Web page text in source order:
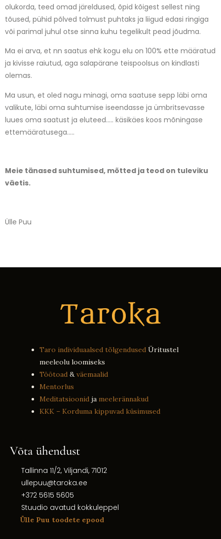
olukorda, teed omad järeldused, õpid kõigest sellest ning
tõused, pühid põlved tolmust puhtaks ja liigud edasi ringiga
või parimal juhul otse sinna kuhu tegelikult pead jõudma.
Ma ei arva, et nn saatus ehk kogu elu on 100% ette määratud
ja kivisse raiutud, aga salapärane teispoolsus on kindlasti
olemas.
Ma usun, et oled nagu minagi, oma saatuse sepp läbi oma
valikute, läbi oma suhtumise iseendasse ja ümbritsevasse
luues oma saatust ja eluteed….. käsikäes koos mõningase
ettemääratusega…..
Meie tänased suhtumised, mõtted ja teod on tuleviku
väetis.
Ülle Puu
Taro individuaalsed tõlgendused Üritustel
meeleolu loomiseks
Töötoad &väemaalid
Mentorlus
Meditatsioonid ja meelerännakud
KKK – Korduma kippuvad küsimused
Võta ühendust
Tallinna 11/2, Viljandi, 71012
ullepuu@taroka.ee
+372 5615 5605
Stuudio avatud kokkuleppel
Ülle Puu toodete epood